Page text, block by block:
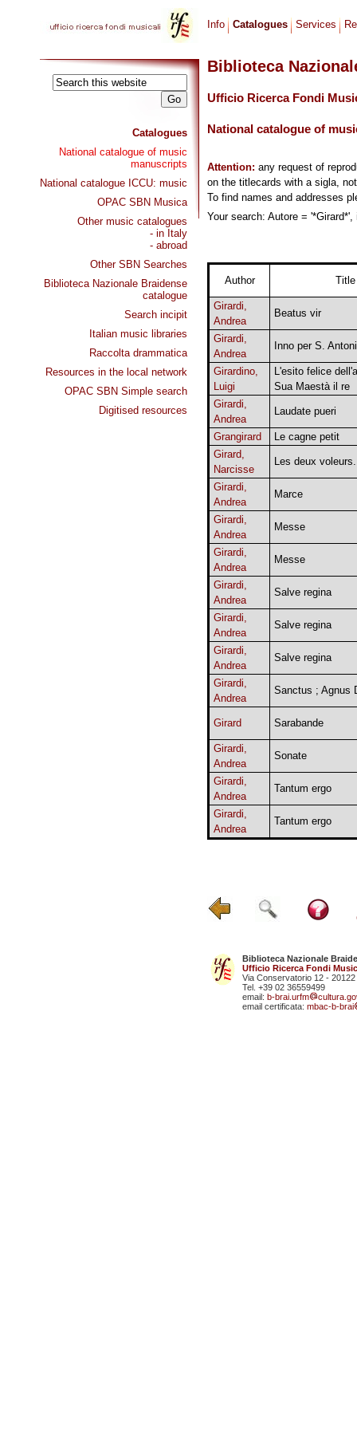
Catalogues
National catalogue of music
manuscripts
National catalogue ICCU: music
OPAC SBN Musica
Other music catalogues
- in Italy
- abroad
Other SBN Searches
Biblioteca Nazionale Braidense
catalogue
Search incipit
Italian music libraries
Raccolta drammatica
Resources in the local network
OPAC SBN Simple search
Digitised resources
Info Catalogues Services
Biblioteca
Ufficio Ricerca Fondi
National catalogue of
Attention: any request of
on the titlecards with a sigla,
To find names and addresses
Your search: Autore =
Author Title
Girardi,
Andrea
Beatus vir
Girardi,
Andrea
Inno per S.
Girardino,
Luigi
L'esito felice
Sua Maestà il re
Girardi,
Andrea
Laudate pueri
Grangirard
Le cagne petit
Girard,
Narcisse
Les deux
Girardi,
Andrea
Marce
Girardi,
Andrea
Messe
Girardi,
Andrea
Messe
Girardi,
Andrea
Salve regina
Girardi,
Andrea
Salve regina
Girardi,
Andrea
Salve regina
Girardi,
Andrea
Sanctus ; Agnus
Girard Sarabande
Girardi,
Andrea
Sonate
Girardi,
Andrea
Tantum ergo
Girardi,
Andrea
Tantum ergo
Biblioteca Nazionale
Ufficio Ricerca Fondi
Via Conservatorio 12 - 20122
Tel. +39 02 36559499
email: b-brai.urfm
email certificata: mbac-b-brai